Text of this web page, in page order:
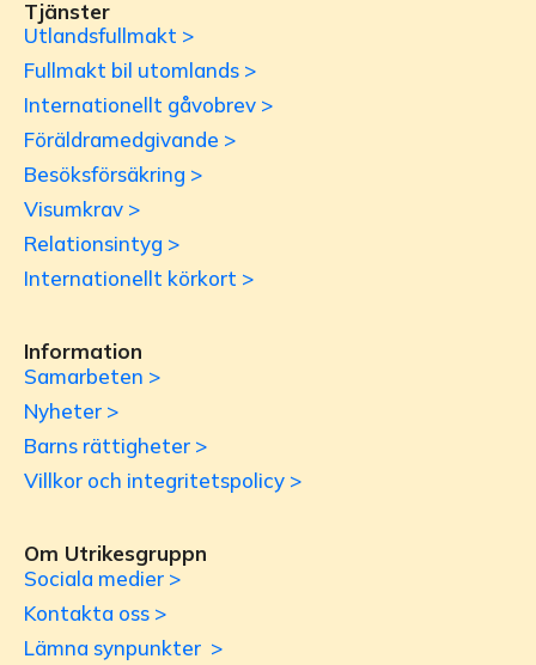
Tjänster
Utlandsfullmakt >
Fullmakt bil utomlands >
Internationellt gåvobrev >
Föräldramedgivande >
Besöksförsäkring >
Visumkrav >
Relationsintyg >
Internationellt körkort >
Information
Samarbeten >
Nyheter >
Barns rättigheter >
Villkor och integritetspolicy >
Om Utrikesgruppn
Sociala medier >
Kontakta oss >
Lämna synpunkter >